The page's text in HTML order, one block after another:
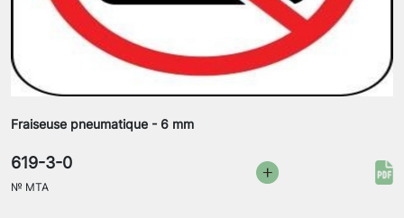
Fraiseuse pneumatique - 6 mm
619-3-0
№ MTA